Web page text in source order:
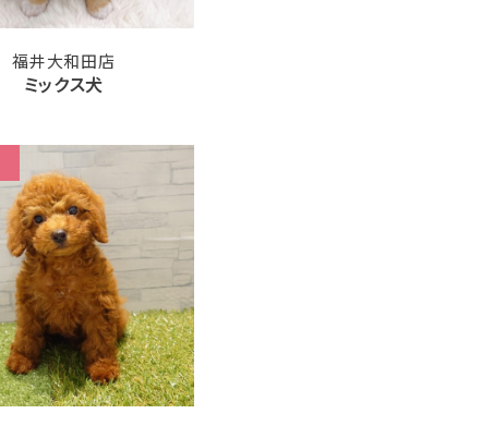
福井大和田店
ミックス犬